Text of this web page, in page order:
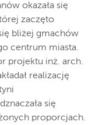
okazała się
zaczęto
bliżej gmachów
centrum miasta.
projektu inż. arch.
realizację
się
proporcjach.